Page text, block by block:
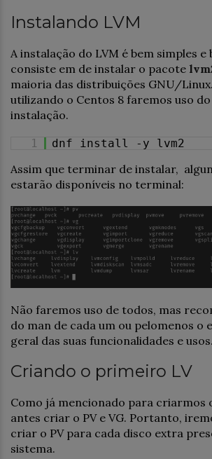
Instalando LVM
A instalação do LVM é bem simples e
consiste em de instalar o pacote
maioria das distribuições GNU/
utilizando o Centos 8 faremos uso do
instalação.
1 dnf install -y lvm2
Assim que terminar de instalar,
estarão disponíveis no terminal:
Não faremos uso de todos, mas
do man de cada um ou pelomenos o
geral das suas funcionalidades e usos.
Criando o primeiro LV
Como já mencionado para criarmos
antes criar o PV e VG. Portanto,
criar o PV para cada disco extra
sistema.